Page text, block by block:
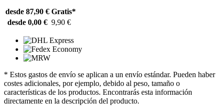
desde 87,90 € Gratis*
desde 0,00 € 9,90 €
* Estos gastos de envío se aplican a un envío estándar. Pueden haber
costes adicionales, por ejemplo, debido al peso, tamaño o
características de los productos. Encontrarás esta información
directamente en la descripción del producto.